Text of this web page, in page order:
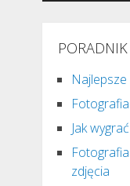
Jak
zdjęcia